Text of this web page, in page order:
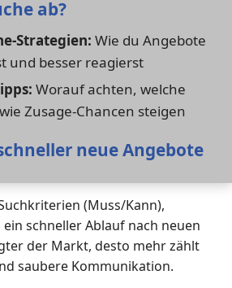
ab?
Strategien: Wie du Angebote
und besser reagierst
Worauf achten, welche
Zusage-Chancen steigen
neue Angebote
(Muss/Kann),
schneller Ablauf nach neuen
der Markt, desto mehr zählt
saubere Kommunikation.